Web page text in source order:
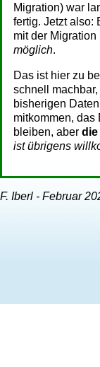
Migration) war
fertig. Jetzt also:
mit der
möglich.
Das ist hier zu
schnell
bisherigen
mitkommen, das
bleiben, aber die
ist übrigens
F. Iberl - Februar